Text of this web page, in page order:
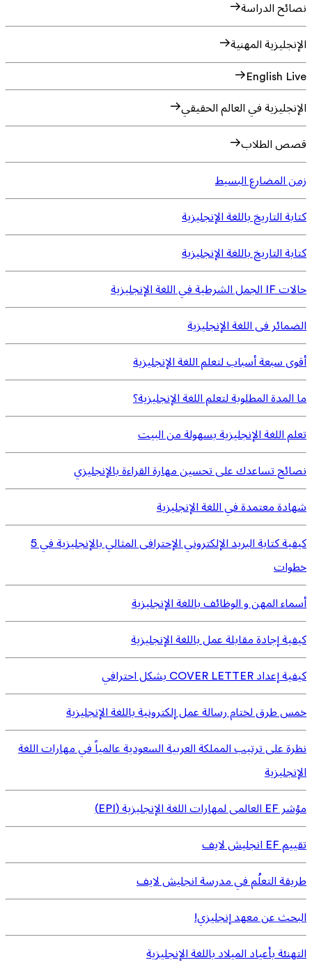
نصائح الدراسة
الإنجليزية المهنية
English Live
الإنجليزية في العالم الحقيقي
قصص الطلاب
زمن المضارع البسيط
كتابة التاريخ باللغة الإنجليزية
كتابة التاريخ باللغة الإنجليزية
حالات IF الجمل الشرطية في اللغة الإنجليزية
الضمائر فى اللغة الإنجليزية
أقوى سبعة أسباب لتعلم اللغة الإنجليزية
ما المدة المطلوبة لتعلم اللغة الإنجليزية؟
تعلم اللغة الإنجليزية بسهولة من البيت
نصائح تساعدك على تحسين مهارة القراءة بالإنجليزي
شهادة معتمدة في اللغة الإنجليزية
كيفية كتابة البريد الإلكتروني الإحترافى المثالي بالإنجليزية في 5
خطوات
أسماء المهن و الوظائف باللغة الإنجليزية
كيفية إجادة مقابلة عمل باللغة الإنجليزية
كيفية إعداد COVER LETTER بشكل احترافي
خمس طرق لختام رسالة عمل إلكترونية باللغة الإنجليزية
نظرة على ترتيب المملكة العربية السعودية عالمياً في مهارات اللغة
الإنجليزية
مؤشر EF العالمى لمهارات اللغة الإنجليزية (EPI)
تقييم EF انجليش لايف
طريقة التعلُم في مدرسة انجليش لايف
البحث عن معهد إنجليزي!
التهنئة بأعياد الميلاد باللغة الإنجليزية